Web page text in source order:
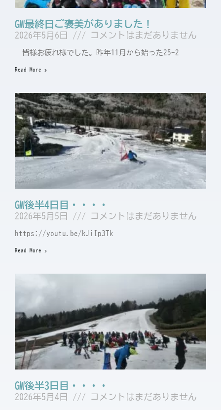
GW最終日ご褒美がありました！
2026年5月6日 コメントはまだありません
皆様お疲れ様でした。昨年11月から始った25ｰ2
Read More »
GW後半4日目・・・・
2026年5月5日 コメントはまだありません
https://youtu.be/kJiIp3Tk
Read More »
GW後半3日目・・・・
2026年5月4日 コメントはまだありません